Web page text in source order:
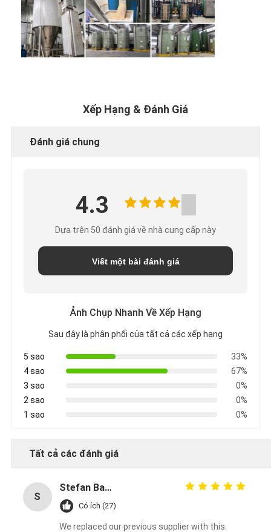
Xếp Hạng & Đánh Giá
Đánh giá chung
4.3
Dựa trên 50 đánh giá về nhà cung cấp này
Viết một bài đánh giá
Ảnh Chụp Nhanh Về Xếp Hạng
Sau đây là phân phối của tất cả các xếp hạng
5 sao
33%
4 sao
67%
3 sao
0%
2 sao
0%
1 sao
0%
Tất cả các đánh giá
S
Stefan Bauer
Có ích (27)
We replaced our previous supplier with this.